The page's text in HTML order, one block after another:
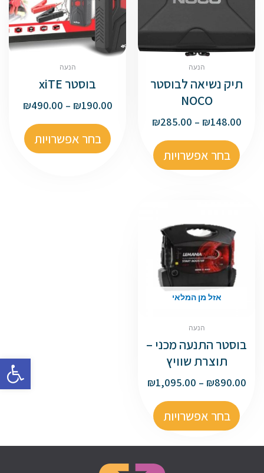
פתח
הנעה
תיק נשיאה לבוסטר
NOCO
₪148.00
–
₪285.00
בחר אפשרויות
הנעה
בוסטר xiTE
₪190.00
–
₪490.00
בחר אפשרויות
אזל מן המלאי
הנעה
בוסטר התנעה מכני –
תוצרת שוויץ
₪890.00
–
₪1,095.00
בחר אפשרויות